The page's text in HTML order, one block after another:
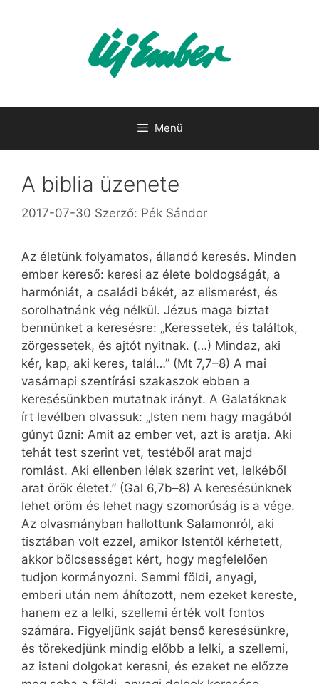
Menü
A biblia üzenete
2017-07-30 Szerző: Pék Sándor
Az életünk folyamatos, állandó keresés. Minden
ember kereső: keresi az élete boldogságát, a
harmóniát, a családi békét, az elismerést, és
sorolhatnánk vég nélkül. Jézus maga biztat
bennünket a keresésre: „Keressetek, és találtok,
zörgessetek, és ajtót nyitnak. (…) Mindaz, aki
kér, kap, aki keres, talál…” (Mt 7,7–8) A mai
vasárnapi szentírási szakaszok ebben a
keresésünkben mutatnak irányt. A Galatáknak
írt levélben olvassuk: „Isten nem hagy magából
gúnyt űzni: Amit az ember vet, azt is aratja. Aki
tehát test szerint vet, testéből arat majd
romlást. Aki ellenben lélek szerint vet, lelkéből
arat örök életet.” (Gal 6,7b–8) A keresésünknek
lehet öröm és lehet nagy szomorúság is a vége.
Az olvasmányban hallottunk Salamonról, aki
tisztában volt ezzel, amikor Istentől kérhetett,
akkor bölcsességet kért, hogy megfelelően
tudjon kormányozni. Semmi földi, anyagi,
emberi után nem áhítozott, nem ezeket kereste,
hanem ez a lelki, szellemi érték volt fontos
számára. Figyeljünk saját benső keresésünkre,
és törekedjünk mindig előbb a lelki, a szellemi,
az isteni dolgokat keresni, és ezeket ne előzze